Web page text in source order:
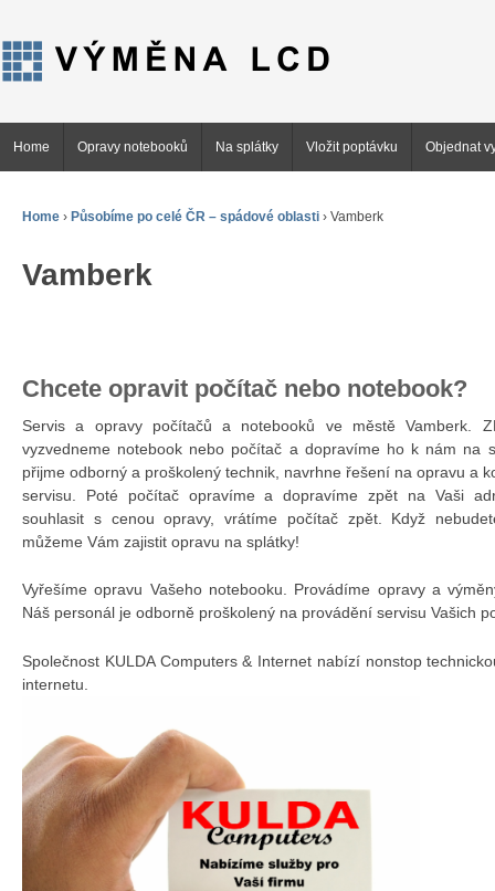
Home Opravy notebooků Na splátky Vložit poptávku Objednat
Home › Působíme po celé ČR – spádové oblasti › Vamberk
Vamberk
Chcete opravit počítač nebo notebook?
Servis a opravy počítačů a notebooků ve městě Vamberk.
vyzvedneme notebook nebo počítač a dopravíme ho k nám na
přijme odborný a proškolený technik, navrhne řešení na opravu a
servisu. Poté počítač opravíme a dopravíme zpět na Vaši
souhlasit s cenou opravy, vrátíme počítač zpět. Když
můžeme Vám zajistit opravu na splátky!
Vyřešíme opravu Vašeho notebooku. Provádíme opravy a
Náš personál je odborně proškolený na provádění servisu Vašich
Společnost KULDA Computers & Internet nabízí nonstop
internetu.